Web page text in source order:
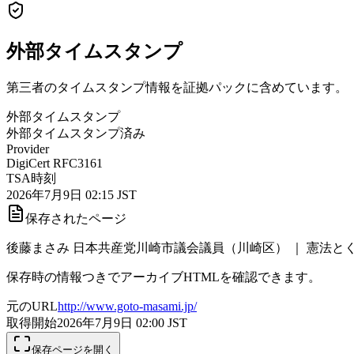
外部タイムスタンプ
第三者のタイムスタンプ情報を証拠パックに含めています。
外部タイムスタンプ
外部タイムスタンプ済み
Provider
DigiCert RFC3161
TSA時刻
2026年7月9日 02:15 JST
保存されたページ
後藤まさみ 日本共産党川崎市議会議員（川崎区） ｜ 憲法と
保存時の情報つきでアーカイブHTMLを確認できます。
元のURLhttp://www.goto-masami.jp/
取得開始2026年7月9日 02:00 JST
保存ページを開く